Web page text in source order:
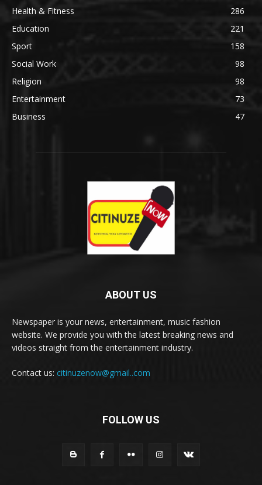
Health & Fitness
286
Education
221
Sport
158
Social Work
98
Religion
98
Entertainment
73
Business
47
ABOUT US
Newspaper is your news, entertainment, music fashion
website. We provide you with the latest breaking news and
videos straight from the entertainment industry.
Contact us: citinuzenow@gmail..com
FOLLOW US